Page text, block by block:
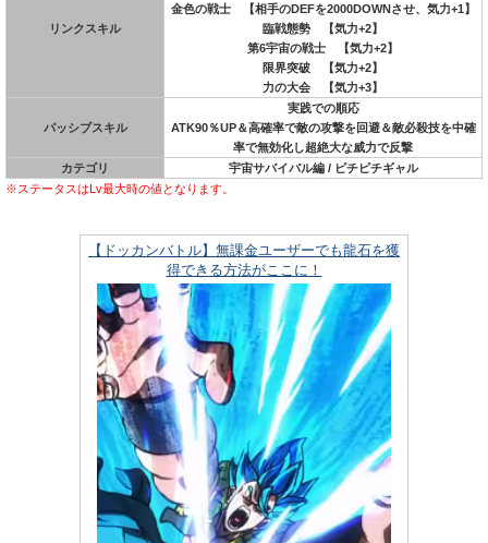
リンクスキル
金色の戦士 【相手のDEFを2000DOWNさせ、気力+1】
臨戦態勢 【気力+2】
第6宇宙の戦士 【気力+2】
限界突破 【気力+2】
力の大会 【気力+3】
パッシブスキル
実践での順応
ATK90％UP＆高確率で敵の攻撃を回避＆敵必殺技を中確
率で無効化し超絶大な威力で反撃
カテゴリ
宇宙サバイバル編 / ピチピチギャル
※ステータスはLv最大時の値となります。
【ドッカンバトル】無課金ユーザーでも龍石を獲
得できる方法がここに！